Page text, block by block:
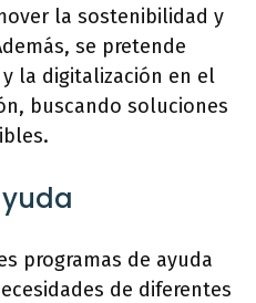
la sostenibilidad y
se pretende
la digitalización en el
buscando soluciones
programas de ayuda
de diferentes